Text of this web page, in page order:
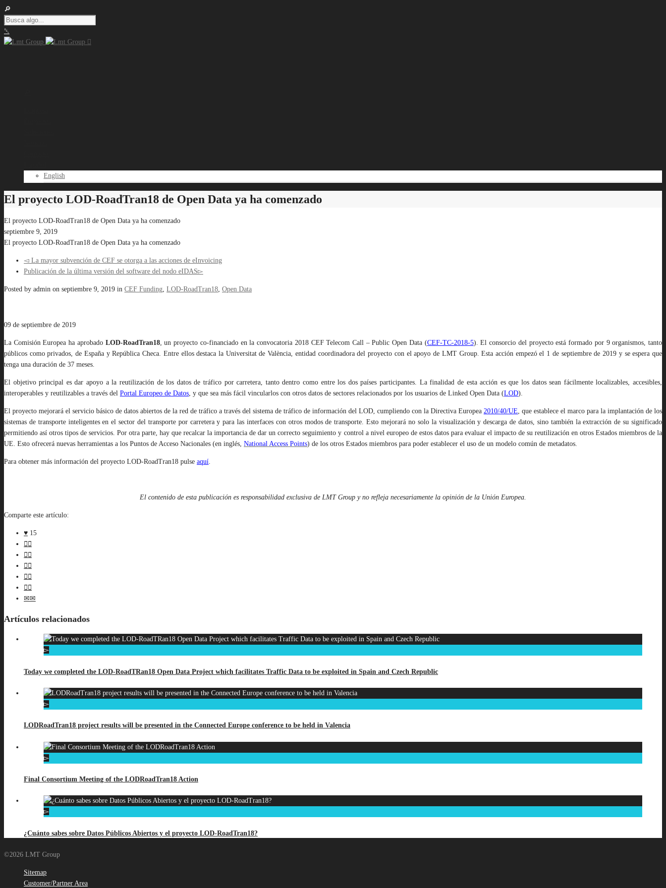
English
El proyecto LOD-RoadTran18 de Open Data ya ha comenzado
El proyecto LOD-RoadTran18 de Open Data ya ha comenzado
septiembre 9, 2019
El proyecto LOD-RoadTran18 de Open Data ya ha comenzado
La mayor subvención de CEF se otorga a las acciones de eInvoicing
Publicación de la última versión del software del nodo eIDAS
Posted by admin on septiembre 9, 2019 in CEF Funding, LOD-RoadTran18, Open Data
09 de septiembre de 2019
La Comisión Europea ha aprobado LOD-RoadTran18, un proyecto co-financiado en la convocatoria 2018 CEF Telecom Call – Public Open Data (CEF-TC-2018-5). El consorcio del proyecto está formado por 9 organismos, tanto
públicos como privados, de España y República Checa. Entre ellos destaca la Universitat de València, entidad coordinadora del proyecto con el apoyo de LMT Group. Esta acción empezó el 1 de septiembre de 2019 y se espera que
tenga una duración de 37 meses.
El objetivo principal es dar apoyo a la reutilización de los datos de tráfico por carretera, tanto dentro como entre los dos países participantes. La finalidad de esta acción es que los datos sean fácilmente localizables, accesibles,
interoperables y reutilizables a través del Portal Europeo de Datos, y que sea más fácil vincularlos con otros datos de sectores relacionados por los usuarios de Linked Open Data (LOD).
El proyecto mejorará el servicio básico de datos abiertos de la red de tráfico a través del sistema de tráfico de información del LOD, cumpliendo con la Directiva Europea 2010/40/UE, que establece el marco para la implantación de los
sistemas de transporte inteligentes en el sector del transporte por carretera y para las interfaces con otros modos de transporte. Esto mejorará no solo la visualización y descarga de datos, sino también la extracción de su significado
permitiendo así otros tipos de servicios. Por otra parte, hay que recalcar la importancia de dar un correcto seguimiento y control a nivel europeo de estos datos para evaluar el impacto de su reutilización en otros Estados miembros de la
UE. Esto ofrecerá nuevas herramientas a los Puntos de Acceso Nacionales (en inglés, National Access Points) de los otros Estados miembros para poder establecer el uso de un modelo común de metadatos.
Para obtener más información del proyecto LOD-RoadTran18 pulse aquí.
El contenido de esta publicación es responsabilidad exclusiva de LMT Group y no refleja necesariamente la opinión de la Unión Europea.
Comparte este artículo:
15
Artículos relacionados
Today we completed the LOD-RoadTRan18 Open Data Project which facilitates Traffic Data to be exploited in Spain and Czech Republic
LODRoadTran18 project results will be presented in the Connected Europe conference to be held in Valencia
Final Consortium Meeting of the LODRoadTran18 Action
¿Cuánto sabes sobre Datos Públicos Abiertos y el proyecto LOD-RoadTran18?
©2026 LMT Group
Sitemap
Customer/Partner Area